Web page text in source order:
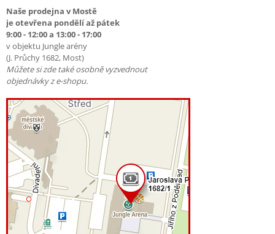
Naše prodejna v Mostě
je otevřena pondělí až pátek
9:00 - 12:00 a 13:00 - 17:00
v objektu Jungle arény
(J. Průchy 1682, Most)
Můžete si zde také osobně vyzvednout
objednávky z e-shopu.